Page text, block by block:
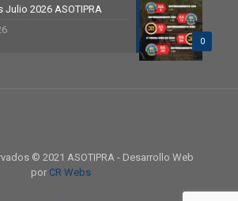
0
Julio 2026 ASOTIPRA
© 2021 ASOTIPRA - Desarrollo Web
por CR Webs